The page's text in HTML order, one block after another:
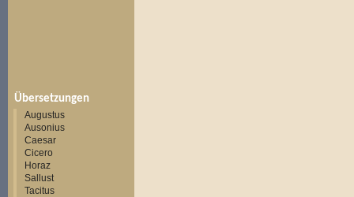
Übersetzungen
Augustus
Ausonius
Caesar
Cicero
Horaz
Sallust
Tacitus